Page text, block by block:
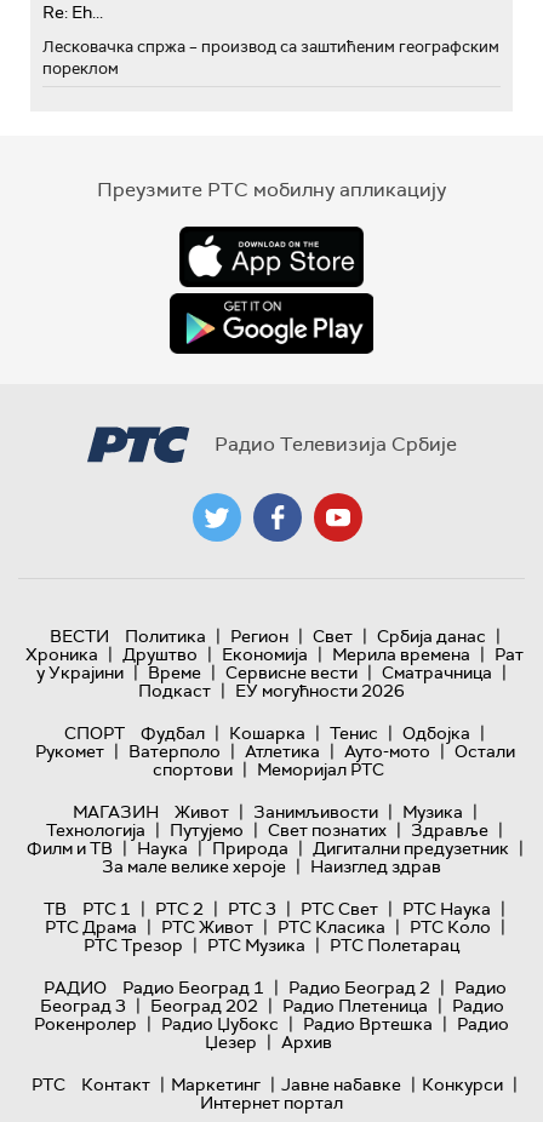
Re: Eh...
Лесковачка спржа – производ са заштићеним географским
пореклом
Преузмите РТС мобилну апликацију
Радио Телевизија Србије
ВЕСТИ Политика | Регион | Свет | Србија данас |
Хроника | Друштво | Економија | Мерила времена | Рат
у Украјини | Време | Сервисне вести | Сматрачница |
Подкаст | ЕУ могућности 2026
СПОРТ
Фудбал | Кошарка | Тенис | Одбојка |
Рукомет | Ватерполо | Атлетика | Ауто-мото | Остали
спортови | Меморијал РТС
МАГАЗИН
Живот | Занимљивости | Музика |
Технологијa | Путујемо | Свет познатих | Здравље |
Филм и ТВ | Наука | Природа | Дигитални предузетник |
За мале велике хероје | Наизглед здрав
ТВ
РТС 1 | РТС 2 | РТС 3 | РТС Свет | РТС Наука |
РТС Драма | РТС Живот | РТС Класика | РТС Коло |
РТС Трезор | РТС Музика | РТС Полетарац
РАДИО
Радио Београд 1 | Радио Београд 2 | Радио
Београд 3 | Београд 202 | Радио Плетеница | Радио
Рокенролер | Радио Џубокс | Радио Вртешка | Радио
Џезер | Архив
РТС
Контакт | Маркетинг | Јавне набавке | Конкурси |
Интернет портал